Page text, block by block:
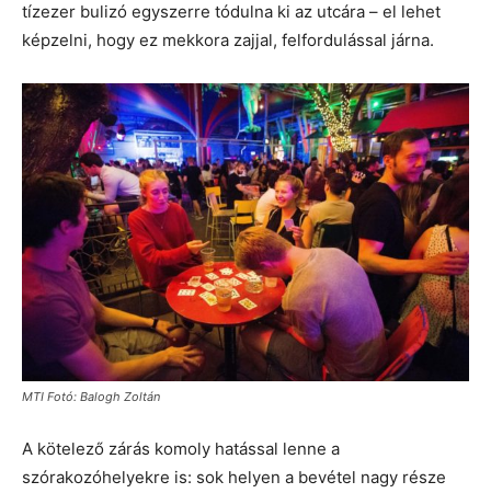
tízezer bulizó egyszerre tódulna ki az utcára – el lehet
képzelni, hogy ez mekkora zajjal, felfordulással járna.
MTI Fotó: Balogh Zoltán
A kötelező zárás komoly hatással lenne a
szórakozóhelyekre is: sok helyen a bevétel nagy része